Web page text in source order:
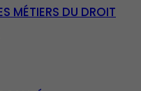
MÉTIERS DU DROIT